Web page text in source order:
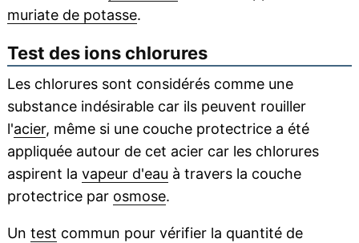
muriate de potasse.
Test des ions chlorures
Les chlorures sont considérés comme une
substance indésirable car ils peuvent rouiller
l'acier, même si une couche protectrice a été
appliquée autour de cet acier car les chlorures
aspirent la vapeur d'eau à travers la couche
protectrice par osmose.
Un test commun pour vérifier la quantité de